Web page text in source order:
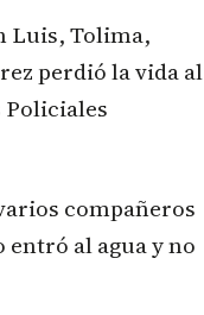
Luis, Tolima,
perdió la vida al
Policiales
compañeros
entró al agua y no